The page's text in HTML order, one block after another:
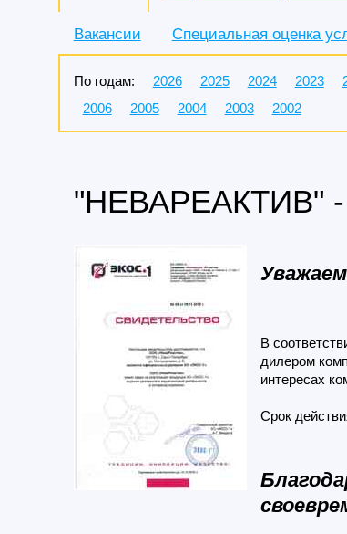
Вакансии Специальная оценка
По годам: 2026 2025 2024 2023
2006
2005 2004 2003 2002
"НЕВАРЕАКТИВ"
В
дилером
интересах
Срок